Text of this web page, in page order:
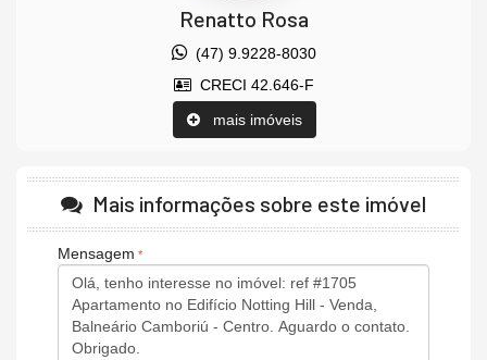
Acabamento em Gesso
Cozinha
Espaço Gourmet
Sacada Integrada
Entrada de Serviço
Banheiro de Serviço
Banheiro Social
Sala de TV
Suíte Master
Renatto Rosa
(47) 9.9228-8030
CRECI 42.646-F
mais imóveis
Mais informações sobre este imóvel
Mensagem